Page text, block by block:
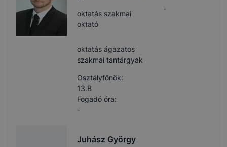
oktatás szakmai
oktató
oktatás ágazatos
szakmai tantárgyak
-
Osztályfőnök:
13.B
Fogadó óra:
-
Juhász György